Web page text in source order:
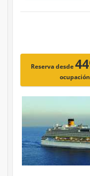
Reserva desde